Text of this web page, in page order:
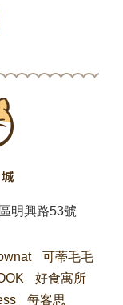
明興路53號
可蒂毛毛
好食寓所
每客思